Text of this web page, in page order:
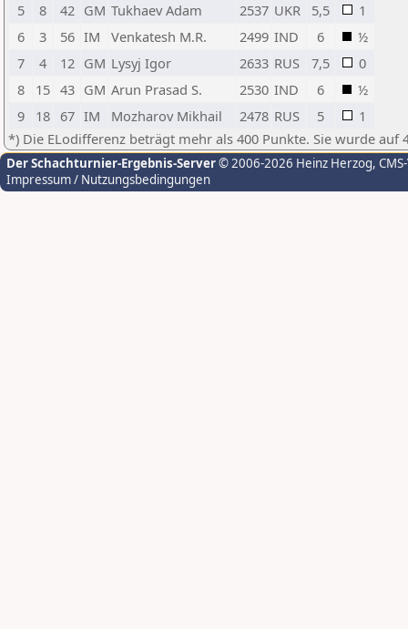
5
8 42 GM Tukhaev Adam 2537 UKR 5,5
1
6
3 56 IM Venkatesh M.R. 2499 IND 6
½
7
4 12 GM Lysyj Igor 2633 RUS 7,5
0
8
15 43 GM Arun Prasad S. 2530 IND 6
½
9
18 67 IM Mozharov Mikhail 2478 RUS 5
1
*) Die ELodifferenz beträgt mehr als 400 Punkte. Sie wurde auf
Der Schachturnier-Ergebnis-Server© 2006-2026 Heinz Herzog,
Impressum / Nutzungsbedingungen